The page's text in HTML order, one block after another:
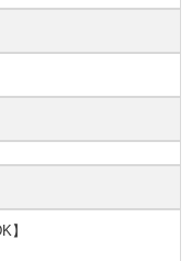
】